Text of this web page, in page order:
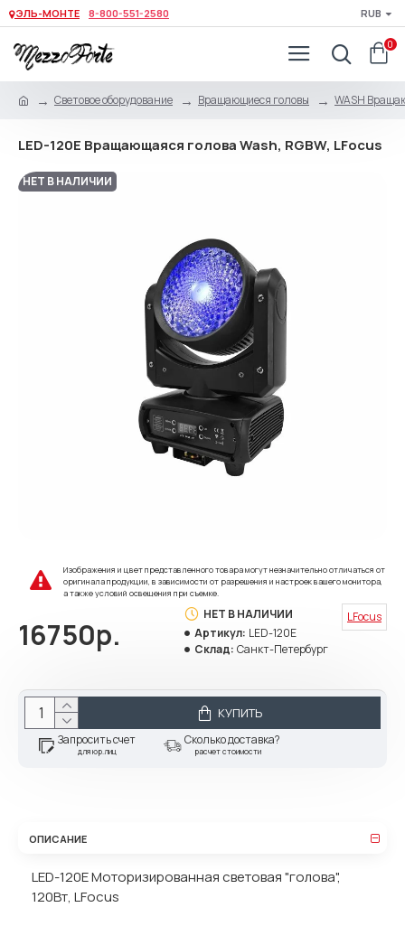
ЭЛЬ-МОНТЕ 8-800-551-2580 RUB
0
Световое оборудование Вращающиеся головы WASH
LED-120E Вращающаяся голова Wash, RGBW, LFocus
НЕТ В НАЛИЧИИ
Изображения и цвет представленного товара могут незначительно отличаться от
оригинала продукции, в зависимости от разрешения и настроек вашего монитора,
а также условий освещения при съемке.
16750р.
НЕТ В НАЛИЧИИ
Артикул: LED-120E
Склад: Санкт-Петербург
LFocus
КУПИТЬ
Запросить счет
для юр.лиц
Сколько доставка?
расчет стоимости
ОПИСАНИЕ
LED-120E Моторизированная световая "голова",
120Вт, LFocus